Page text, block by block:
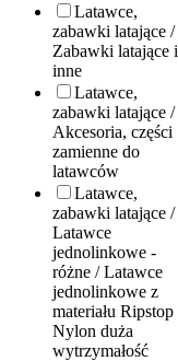
Latawce,
zabawki latające /
Zabawki latające i
inne
Latawce,
zabawki latające /
Akcesoria, części
zamienne do
latawców
Latawce,
zabawki latające /
Latawce
jednolinkowe -
różne / Latawce
jednolinkowe z
materiału Ripstop
Nylon duża
wytrzymałość